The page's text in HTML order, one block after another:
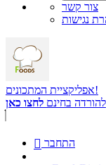
צור קשר
נגישות
אפליקציית המתכונים!
להורדה בחינם לחצו כאן
 התחבר